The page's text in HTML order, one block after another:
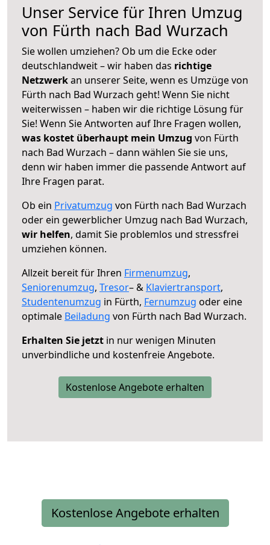
Unser Service für Ihren Umzug
von Fürth nach Bad Wurzach
Sie wollen umziehen? Ob um die Ecke oder
deutschlandweit – wir haben das richtige
Netzwerkan unserer Seite, wenn es Umzüge von
Fürth nach Bad Wurzach geht! Wenn Sie nicht
weiterwissen – haben wir die richtige Lösung für
Sie! Wenn Sie Antworten auf Ihre Fragen wollen,
was kostet überhaupt mein Umzug von Fürth
nach Bad Wurzach – dann wählen Sie sie uns,
denn wir haben immer die passende Antwort auf
Ihre Fragen parat.
Ob ein Privatumzug von Fürth nach Bad Wurzach
oder ein gewerblicher Umzug nach Bad Wurzach,
wir helfen, damit Sie problemlos und stressfrei
umziehen können.
Allzeit bereit für Ihren Firmenumzug,
Seniorenumzug, Tresor– & Klaviertransport,
Studentenumzug in Fürth, Fernumzug oder eine
optimale Beiladung von Fürth nach Bad Wurzach.
Erhalten Sie jetzt in nur wenigen Minuten
unverbindliche und kostenfreie Angebote.
Kostenlose Angebote erhalten
Kostenlose Angebote erhalten